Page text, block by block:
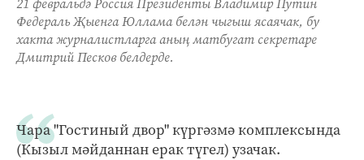
Федераль Җыенга Юллама белән чыгыш ясаячак, бу
хакта журналистларга аның матбугат секретаре
Дмитрий Песков белдерде.
Чара "Гостиный двор" күргәзмә комплексында
(Кызыл мәйданнан ерак түгел) узачак.